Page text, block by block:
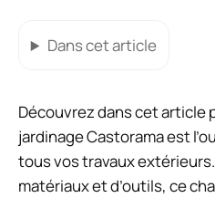
Dans cet article
Découvrez dans cet article
jardinage Castorama est
tous vos travaux
matériaux et d’outils, ce